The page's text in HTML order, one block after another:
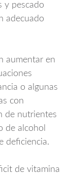
y pescado
adecuado
aumentar en
o algunas
con
de nutrientes
de alcohol
deficiencia.
de vitamina